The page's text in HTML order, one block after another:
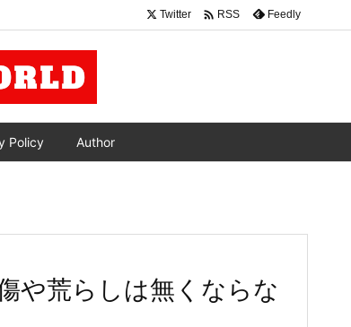
Policy Author
Twitter  RSS Feedly
や荒らしは無くならな